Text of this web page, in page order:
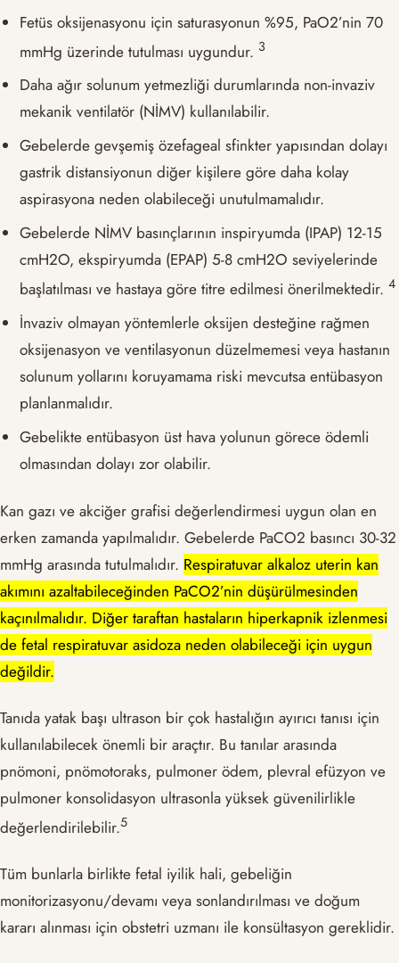
Fetüs oksijenasyonu için saturasyonun %95, PaO2’nin 70
mmHg üzerinde tutulması uygundur. ​3​
Daha ağır solunum yetmezliği durumlarında non-invaziv
mekanik ventilatör (NİMV) kullanılabilir.
Gebelerde gevşemiş özefageal sfinkter yapısından dolayı
gastrik distansiyonun diğer kişilere göre daha kolay
aspirasyona neden olabileceği unutulmamalıdır.
Gebelerde NİMV basınçlarının inspiryumda (IPAP) 12-15
cmH2O, ekspiryumda (EPAP) 5-8 cmH2O seviyelerinde
başlatılması ve hastaya göre titre edilmesi önerilmektedir.​4​
İnvaziv olmayan yöntemlerle oksijen desteğine rağmen
oksijenasyon ve ventilasyonun düzelmemesi veya hastanın
solunum yollarını koruyamama riski mevcutsa entübasyon
planlanmalıdır.
Gebelikte entübasyon üst hava yolunun görece ödemli
olmasından dolayı zor olabilir.
Kan gazı ve akciğer grafisi değerlendirmesi uygun olan en
erken zamanda yapılmalıdır. Gebelerde PaCO2 basıncı 30-32
mmHg arasında tutulmalıdır. Respiratuvar alkaloz uterin kan
akımını azaltabileceğinden PaCO2’nin düşürülmesinden
kaçınılmalıdır. Diğer taraftan hastaların hiperkapnik izlenmesi
de fetal respiratuvar asidoza neden olabileceği için uygun
değildir.
Tanıda yatak başı ultrason bir çok hastalığın ayırıcı tanısı için
kullanılabilecek önemli bir araçtır. Bu tanılar arasında
pnömoni, pnömotoraks, pulmoner ödem, plevral efüzyon ve
pulmoner konsolidasyon ultrasonla yüksek güvenilirlikle
değerlendirilebilir.​5​
Tüm bunlarla birlikte fetal iyilik hali, gebeliğin
monitorizasyonu/devamı veya sonlandırılması ve doğum
kararı alınması için obstetri uzmanı ile konsültasyon gereklidir.